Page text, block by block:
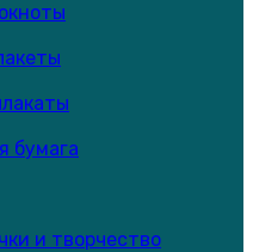
бумага
и творчество